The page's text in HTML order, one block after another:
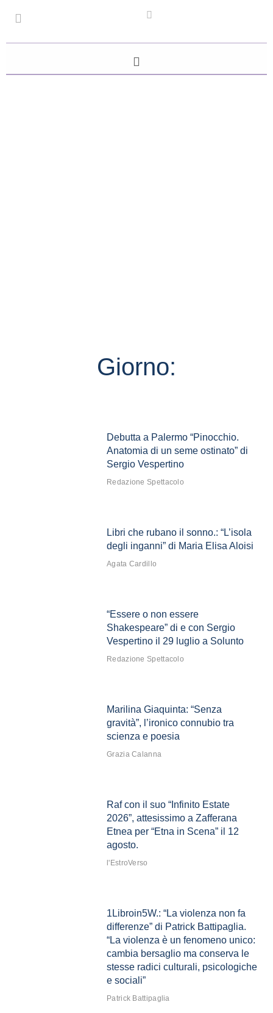
Giorno:
Debutta a Palermo “Pinocchio.
Anatomia di un seme ostinato” di
Sergio Vespertino
Redazione Spettacolo
Libri che rubano il sonno.: “L’isola
degli inganni” di Maria Elisa Aloisi
Agata Cardillo
“Essere o non essere
Shakespeare” di e con Sergio
Vespertino il 29 luglio a Solunto
Redazione Spettacolo
Marilina Giaquinta: “Senza
gravità”, l’ironico connubio tra
scienza e poesia
Grazia Calanna
Raf con il suo “Infinito Estate
2026”, attesissimo a Zafferana
Etnea per “Etna in Scena” il 12
agosto.
l'EstroVerso
1Libroin5W.: “La violenza non fa
differenze” di Patrick Battipaglia.
“La violenza è un fenomeno unico:
cambia bersaglio ma conserva le
stesse radici culturali, psicologiche
e sociali”
Patrick Battipaglia